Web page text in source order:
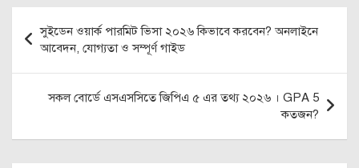
Post
navigation
সুইডেন ওয়ার্ক পারমিট ভিসা ২০২৬ কিভাবে করবেন? অনলাইনে
আবেদন, যোগ্যতা ও সম্পূর্ণ গাইড
সকল বোর্ডে এসএসসিতে জিপিএ ৫ এর তথ্য ২০২৬ । GPA 5
কতজন?